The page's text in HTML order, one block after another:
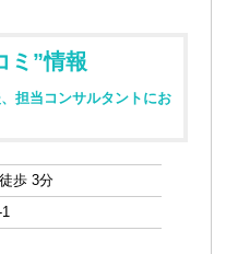
ミ”情報
担当コンサルタントにお
歩 3分